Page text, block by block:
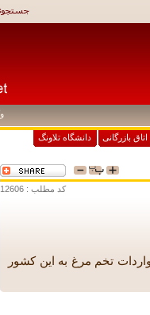
وکیوم 6 عددی
بازرگانی دانشگاه تلاونگ
کد مطلب : 12606
تخم مرغ به این کشور